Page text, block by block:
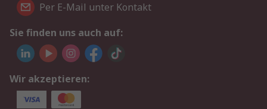
Per E-Mail unter Kontakt
Sie finden uns auch auf:
Wir akzeptieren: